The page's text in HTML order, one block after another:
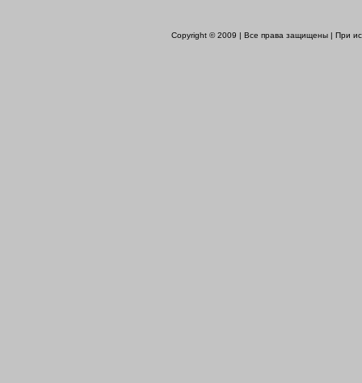
Copyright © 2009 | Все права защищены | При